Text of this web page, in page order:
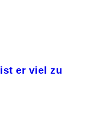
er viel zu